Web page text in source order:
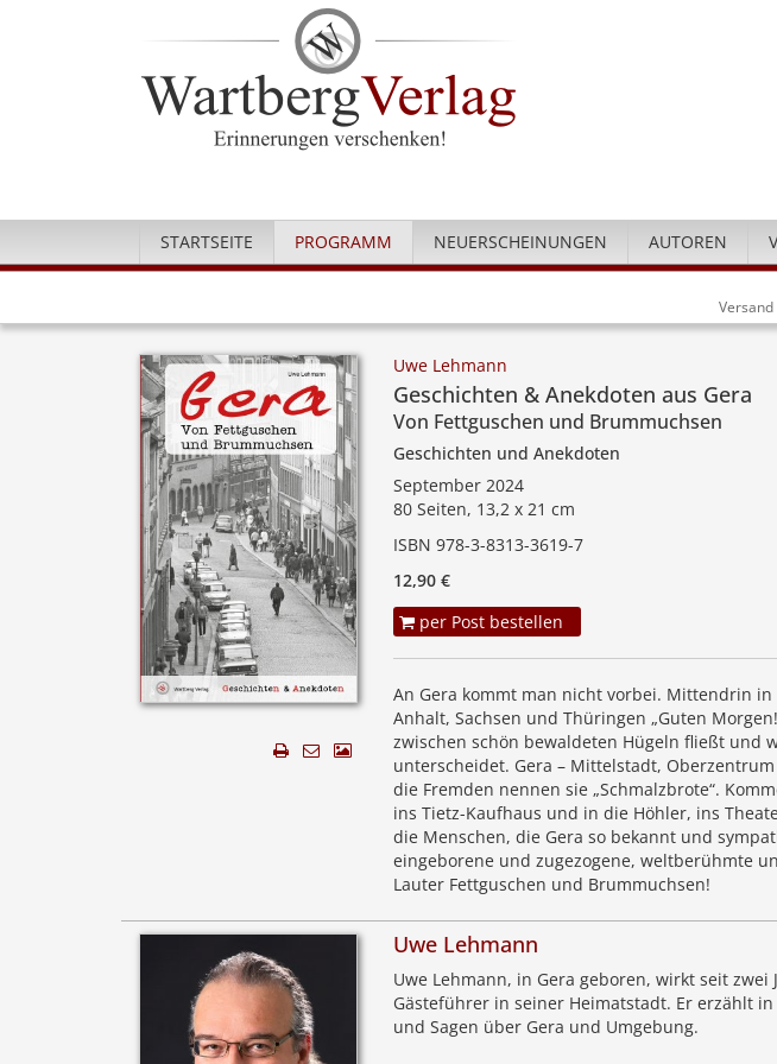
STARTSEITE PROGRAMM NEUERSCHEINUNGEN AUTOREN
Uwe Lehmann
Geschichten & Anekdoten aus Gera
Von Fettguschen und Brummuchsen
Geschichten und Anekdoten
September 2024
80 Seiten, 13,2 x 21 cm
ISBN 978-3-8313-3619-7
12,90 €
per Post bestellen
An Gera kommt man nicht vorbei. Mittendrin
Anhalt, Sachsen und Thüringen „Guten
zwischen schön bewaldeten Hügeln fließt und
unterscheidet. Gera – Mittelstadt,
die Fremden nennen sie „Schmalzbrote“.
ins Tietz-Kaufhaus und in die Höhler, ins
die Menschen, die Gera so bekannt und
eingeborene und zugezogene, weltberühmte
Lauter Fettguschen und Brummuchsen!
Uwe Lehmann
Uwe Lehmann, in Gera geboren, wirkt seit
Gästeführer in seiner Heimatstadt. Er erzählt
und Sagen über Gera und Umgebung.